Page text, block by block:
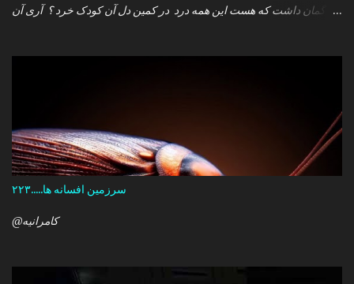
که گمان داشت که هست این همه درد در کمین دل آن کودک خرد ؟ آری آن
سرزمین افسانه ها.....۲۲۳
@کامرانیه